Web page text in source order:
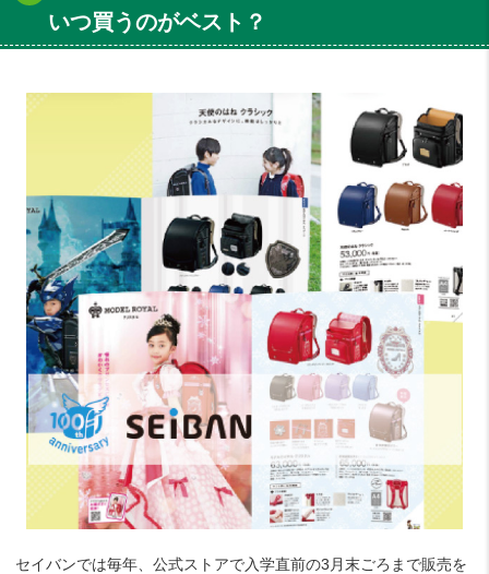
いつ買うのがベスト？
セイバンでは毎年、公式ストアで入学直前の3月末ごろまで販売を